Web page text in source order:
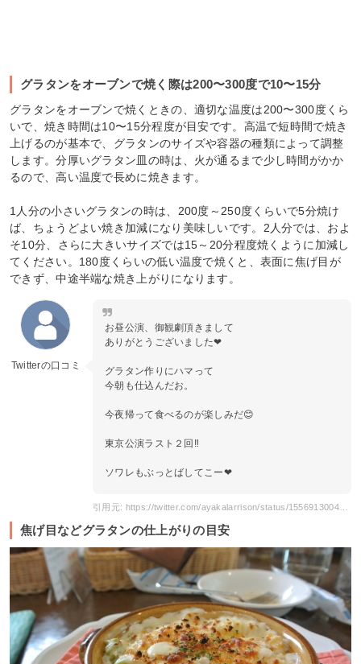
グラタンをオーブンで焼く際は200〜300度で10〜15分
グラタンをオーブンで焼くときの、適切な温度は200〜300度くら
いで、焼き時間は10〜15分程度が目安です。高温で短時間で焼き
上げるのが基本で、グラタンのサイズや容器の種類によって調整
します。分厚いグラタン皿の時は、火が通るまで少し時間がかか
るので、高い温度で長めに焼きます。
1人分の小さいグラタンの時は、200度～250度くらいで5分焼け
ば、ちょうどよい焼き加減になり美味しいです。2人分では、およ
そ10分、さらに大きいサイズでは15～20分程度焼くように加減し
てください。180度くらいの低い温度で焼くと、表面に焦げ目が
できず、中途半端な焼き上がりになります。
Twitterの口コミ
お昼公演、御観劇頂きまして
ありがとうございました❤
グラタン作りにハマって
今朝も仕込んだお。
今夜帰って食べるのが楽しみだ😊
東京公演ラスト２回‼️
ソワレもぶっとばしてこー❤
引用元: https://twitter.com/ayakalarrison/status/1556913004012118016
焦げ目などグラタンの仕上がりの目安